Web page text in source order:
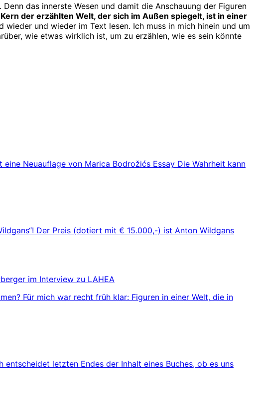
. Denn das innerste Wesen und damit die Anschauung der Figuren
der erzählten Welt, der sich im Außen spiegelt, ist in einer
und wieder im Text lesen. Ich muss in mich hinein und um
wie etwas wirklich ist, um zu erzählen, wie es sein könnte
Neuauflage von Marica Bodrožićs Essay Die Wahrheit kann
Der Preis (dotiert mit € 15.000,-) ist Anton Wildgans
im Interview zu LAHEA
Für mich war recht früh klar: Figuren in einer Welt, die in
letzten Endes der Inhalt eines Buches, ob es uns